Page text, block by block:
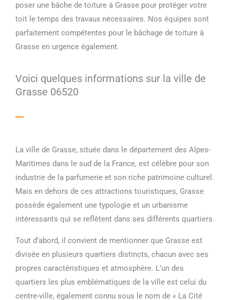
poser une bâche de toiture à Grasse pour protéger votre
toit le temps des travaux nécessaires. Nos équipes sont
parfaitement compétentes pour le bâchage de toiture à
Grasse en urgence également.
Voici quelques informations sur la ville de
Grasse 06520
La ville de Grasse, située dans le département des Alpes-
Maritimes dans le sud de la France, est célèbre pour son
industrie de la parfumerie et son riche patrimoine culturel.
Mais en dehors de ces attractions touristiques, Grasse
possède également une typologie et un urbanisme
intéressants qui se reflètent dans ses différents quartiers.
Tout d’abord, il convient de mentionner que Grasse est
divisée en plusieurs quartiers distincts, chacun avec ses
propres caractéristiques et atmosphère. L’un des
quartiers les plus emblématiques de la ville est celui du
centre-ville, également connu sous le nom de « La Cité